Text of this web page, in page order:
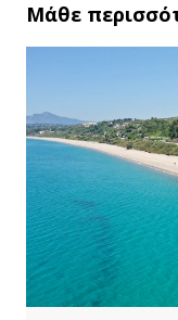
Μάθε